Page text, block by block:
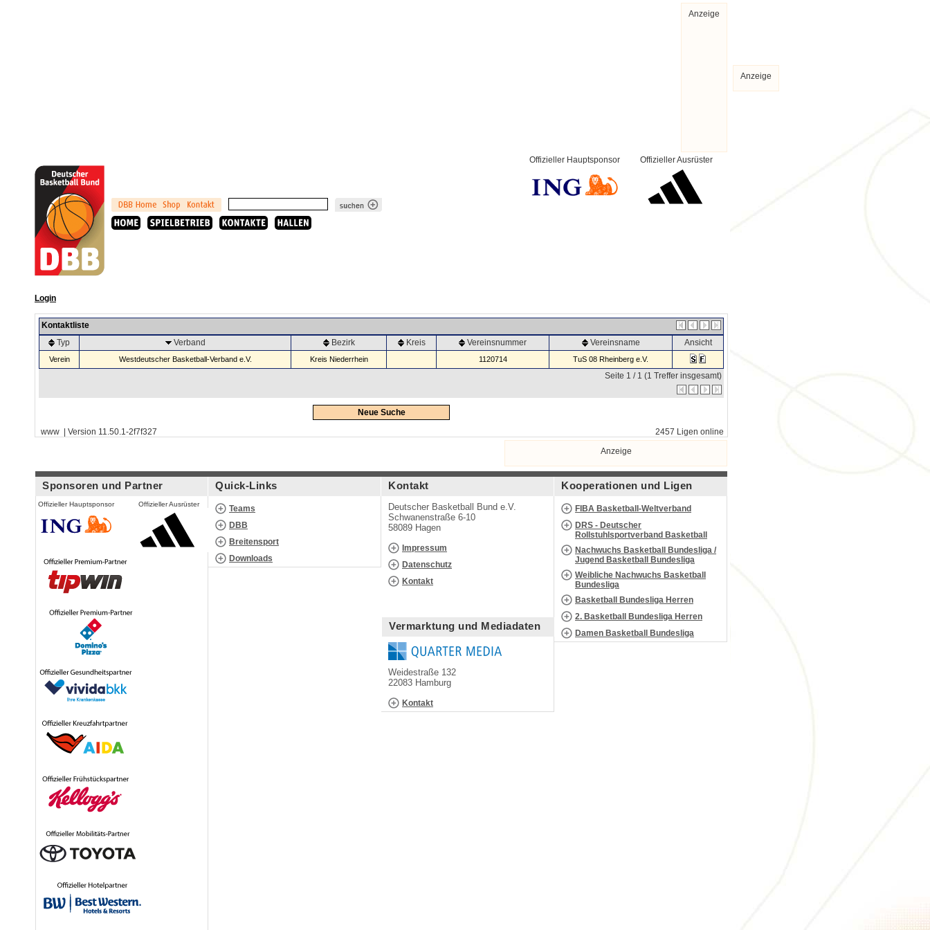
Anzeige
Offizieller Ausrüster
Offizieller Hauptsponsor
Login
Kontaktliste
Typ
Verband Bezirk Kreis Vereinsnummer Vereinsname Ansicht
Verein Westdeutscher Basketball-Verband e.V. Kreis Niederrhein 1120714 TuS 08 Rheinberg e.V.
Seite 1 / 1 (1 Treffer insgesamt)
Neue Suche
www | Version 11.50.1-2f7f327
2457 Ligen online
Anzeige
Sponsoren und Partner
Offizieller Hauptsponsor Offizieller Ausrüster
Quick-Links
Teams
DBB
Breitensport
Downloads
Kontakt
Deutscher Basketball Bund e.V.
Schwanenstraße 6-10
58089 Hagen
Impressum
Datenschutz
Kontakt
Vermarktung und Mediadaten
Weidestraße 132
22083 Hamburg
Kontakt
Kooperationen und Ligen
FIBA Basketball-Weltverband
DRS - Deutscher
Rollstuhlsportverband Basketball
Nachwuchs Basketball Bundesliga /
Jugend Basketball Bundesliga
Weibliche Nachwuchs Basketball
Bundesliga
Basketball Bundesliga Herren
2. Basketball Bundesliga Herren
Damen Basketball Bundesliga
Anzeige